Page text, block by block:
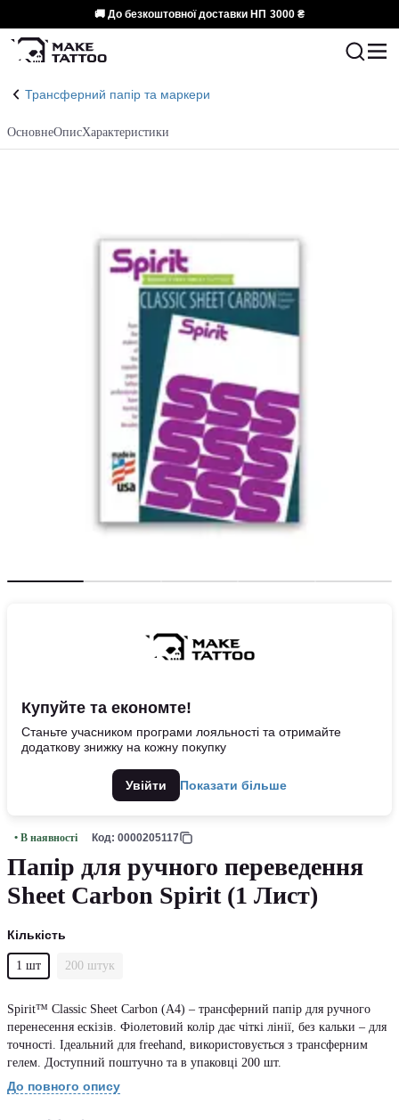
🚚 До безкоштовної доставки НП 3000 ₴
Трансферний папір та маркери
ОсновнеОписХарактеристики
Купуйте та економте!
Станьте учасником програми лояльності та отримайте
додаткову знижку на кожну покупку
Увійти Показати більше
• В наявності Код: 0000205117
Папір для ручного переведення
Sheet Carbon Spirit (1 Лист)
Кількість
1 шт 200 штук
Spirit™ Classic Sheet Carbon (A4) – трансферний папір для ручного
перенесення ескізів. Фіолетовий колір дає чіткі лінії, без кальки – для
точності. Ідеальний для freehand, використовується з трансферним
гелем. Доступний поштучно та в упаковці 200 шт.
До повного опису